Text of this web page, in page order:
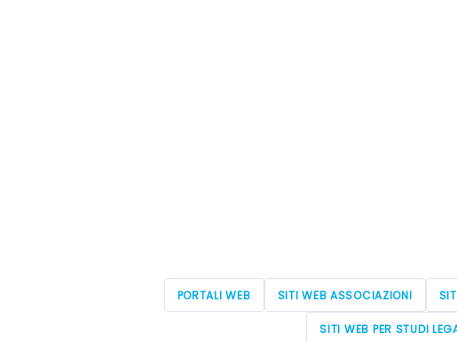
PORTALI WEB SITI WEB ASSOCIAZIONI
SITI WEB PER STUDI